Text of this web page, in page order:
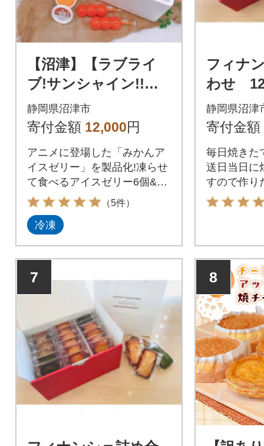
【沼津】【ラブライ
ブ!サンシャイン!!】
コラボお礼品詰合(寿
太郎みかんアイスゼ
静岡県沼津市
寄付金額 12,000円
アニメに登場した「みかんア
イスゼリー」を製品化!凍らせ
て食べるアイスゼリー6個&ジ
ェラート6個セット
（5件）
冷凍
フィナ
わせ
静岡県沼津
寄付金額
毎日焼きた
送日当日に
すので作り
お楽しみい
7 8